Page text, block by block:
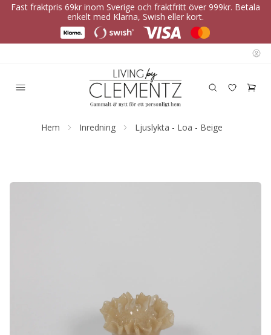
Fast fraktpris 69kr inom Sverige och fraktfritt över 999kr. Betala
enkelt med Klarna, Swish eller kort.
Hem Inredning Ljuslykta - Loa - Beige